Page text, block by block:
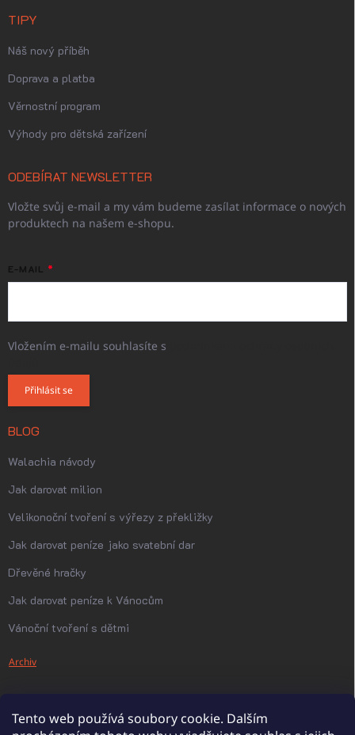
Tento web používá soubory cookie. Dalším
TIPY
Náš nový příběh
Doprava a platba
Věrnostní program
Výhody pro dětská zařízení
ODEBÍRAT NEWSLETTER
Vložte svůj e-mail a my vám budeme zasílat informace o nových
produktech na našem e-shopu.
E-MAIL
Vložením e-mailu souhlasíte s
Přihlásit se
BLOG
Walachia návody
Jak darovat milion
Velikonoční tvoření s výřezy z překližky
Jak darovat peníze jako svatební dar
Dřevěné hračky
Jak darovat peníze k Vánocům
Vánoční tvoření s dětmi
Archiv